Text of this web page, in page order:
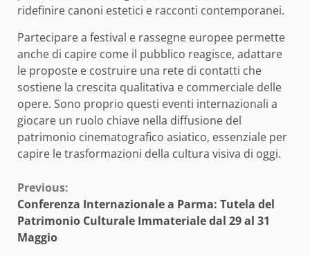
ridefinire canoni estetici e racconti contemporanei.
Partecipare a festival e rassegne europee permette
anche di capire come il pubblico reagisce, adattare
le proposte e costruire una rete di contatti che
sostiene la crescita qualitativa e commerciale delle
opere. Sono proprio questi eventi internazionali a
giocare un ruolo chiave nella diffusione del
patrimonio cinematografico asiatico, essenziale per
capire le trasformazioni della cultura visiva di oggi.
Continue
Reading
Previous:
Conferenza Internazionale a Parma: Tutela del
Patrimonio Culturale Immateriale dal 29 al 31
Maggio